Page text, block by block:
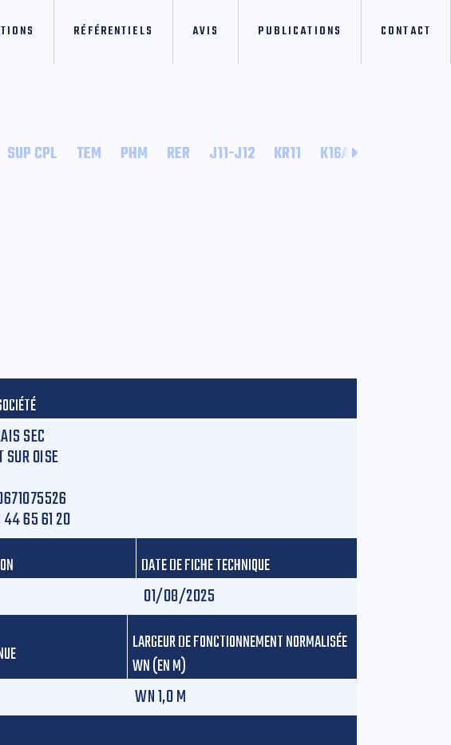
RÉFÉRENTIELS AVIS PUBLICATIONS CONTACT
SUP CPL TEM PHM RER J11-J12 KR11 K16A
SEC
SUR OISE
65 61 20
DATE DE FICHE TECHNIQUE
01/08/2025
LARGEUR DE FONCTIONNEMENT NORMALISÉE
WN (EN M)
WN 1,0 M